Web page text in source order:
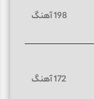
198 آهنگ
172 آهنگ